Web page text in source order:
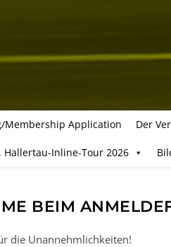
Membership Application Der
Hallertau-Inline-Tour 2026
BEIM
die Unannehmlichkeiten!